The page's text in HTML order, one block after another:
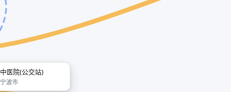
中医院(公交站)
宁波市